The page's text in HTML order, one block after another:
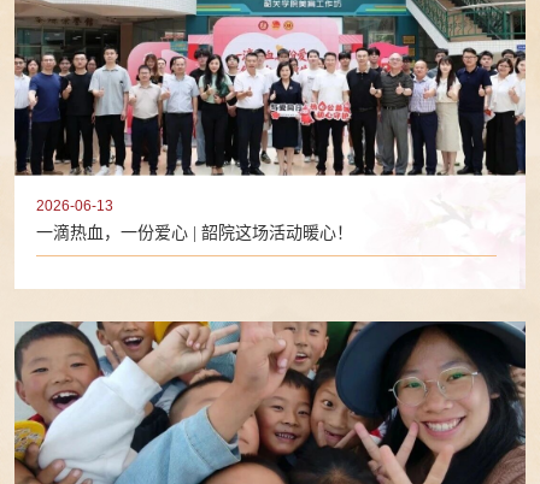
2026-06-13
一滴热血，一份爱心 | 韶院这场活动暖心！